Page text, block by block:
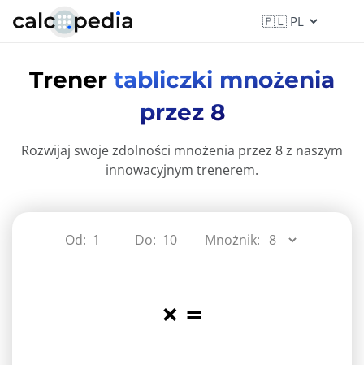
Trener tabliczki mnożenia
przez 8
Rozwijaj swoje zdolności mnożenia przez 8 z naszym
innowacyjnym trenerem.
Od: Do: Mnożnik:
× =